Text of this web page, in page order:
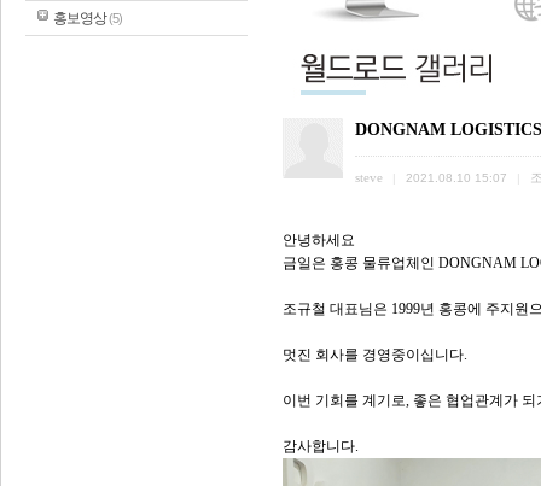
홍보영상(5)
DONGNAM
steve 2021.08.10 15:07
안녕하세요
금일은 홍콩 물류업체인 DONGNAM
조규철 대표님은 1999년 홍콩에 주지
멋진 회사를 경영중이십니다.
이번 기회를 계기로, 좋은 협업관계가
감사합니다.